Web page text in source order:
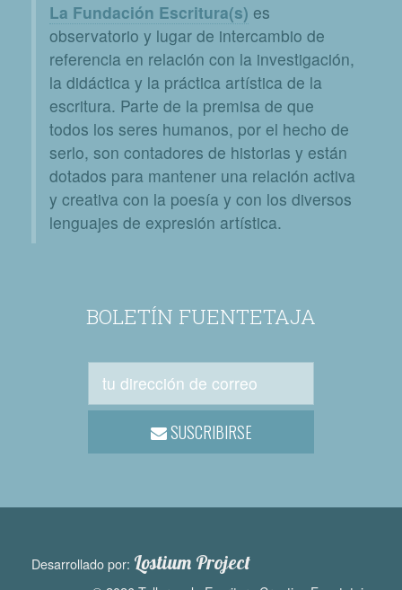
La Fundación Escritura(s) es
observatorio y lugar de intercambio de
referencia en relación con la investigación,
la didáctica y la práctica artística de la
escritura. Parte de la premisa de que
todos los seres humanos, por el hecho de
serlo, son contadores de historias y están
dotados para mantener una relación activa
y creativa con la poesía y con los diversos
lenguajes de expresión artística.
BOLETÍN FUENTETAJA
SUSCRIBIRSE
Desarrollado por: Lostium Project